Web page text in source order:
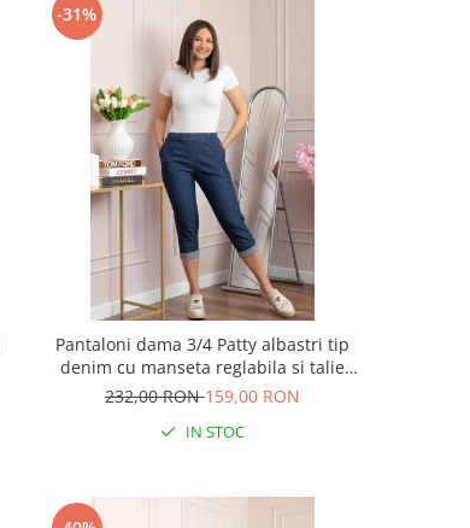
-31%
Pantaloni dama 3/4 Patty albastri tip
denim cu manseta reglabila si talie
elastica
232,00 RON159,00 RON
IN STOC